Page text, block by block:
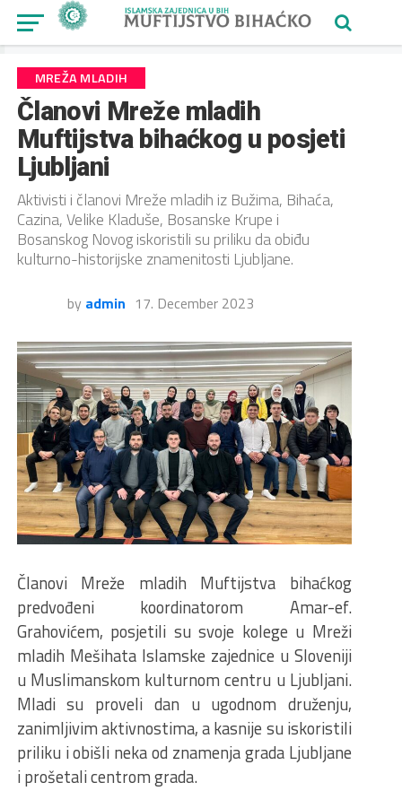
MREŽA MLADIH
Članovi Mreže mladih
Muftijstva bihaćkog u posjeti
Ljubljani
Aktivisti i članovi Mreže mladih iz Bužima, Bihaća,
Cazina, Velike Kladuše, Bosanske Krupe i
Bosanskog Novog iskoristili su priliku da obiđu
kulturno-historijske znamenitosti Ljubljane.
by admin 17. December 2023
Članovi Mreže mladih Muftijstva bihaćkog
predvođeni koordinatorom Amar-ef.
Grahovićem, posjetili su svoje kolege u Mreži
mladih Mešihata Islamske zajednice u Sloveniji
u Muslimanskom kulturnom centru u Ljubljani.
Mladi su proveli dan u ugodnom druženju,
zanimljivim aktivnostima, a kasnije su iskoristili
priliku i obišli neka od znamenja grada Ljubljane
i prošetali centrom grada.